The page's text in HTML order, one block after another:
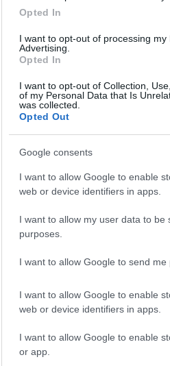
Opted In
I want to opt-out of processing
Advertising.
Opted In
I want to opt-out of Collection,
of my Personal Data that Is
was collected.
Opted Out
Google consents
I want to allow Google to enable
web or device identifiers in apps.
I want to allow my user data to
purposes.
I want to allow Google to send me
I want to allow Google to enable
web or device identifiers in apps.
I want to allow Google to enable
or app.